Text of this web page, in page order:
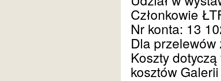
Członkowie
Nr konta: 13
Dla przelewów
Koszty
kosztów